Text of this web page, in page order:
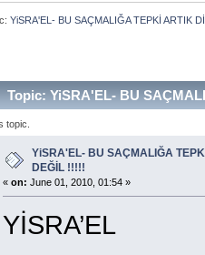
YiSRA'EL- BU SAÇMALIĞA TEPKİ ARTIK
Topic: YiSRA'EL- BU
topic.
YiSRA'EL- BU SAÇMALIĞA
DEĞİL !!!!!
« on: June 01, 2010, 01:54 »
YİSRA’EL